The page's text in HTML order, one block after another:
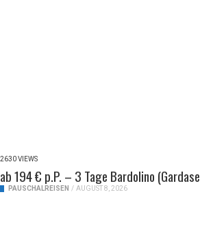
2630 VIEWS
ab 194 € p.P. – 3 Tage Bardolino
PAUSCHALREISEN / AUGUST 8, 2026